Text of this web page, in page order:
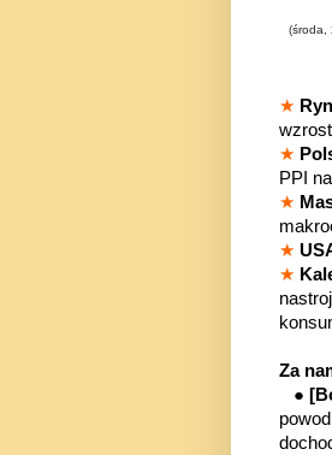
(środa,
★
★
PPI
★
★
★
Za
●